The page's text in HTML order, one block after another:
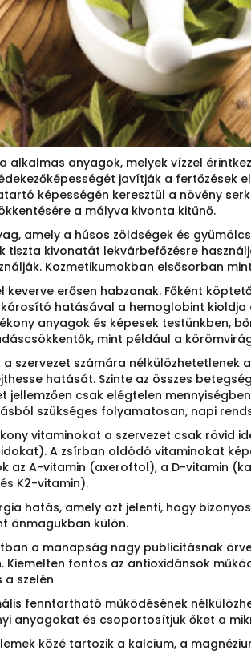
alkalmas anyagok, melyek vízzel
javítják a fertőzések
képességén keresztül a növény
a mályva kivonta kitűnő.
amely a húsos zöldségek és
kivonatát lekvárbefőzésre
Kozmetikumokban elsősorban
keverve erősen habzanak. Főként
hatásával a hemoglobint kioldja
anyagok és képesek testünkben,
mint például a
szervezet számára nélkülözhetetlenek
hatását. Szinte az összes
csak elégtelen
szükséges folyamatosan, napi
vitaminokat a szervezet csak rövid
A zsírban oldódó vitaminokat
az A-vitamin (axeroftol), a D-vitamin
K2-vitamin).
hatás, amely azt jelenti, hogy
önmagukban külön.
a manapság nagy publicitásnak
fontos az antioxidánsok
szelén
fenntartható működésének
anyagokat és csoportosítjuk őket a
közé tartozik a kalcium, a